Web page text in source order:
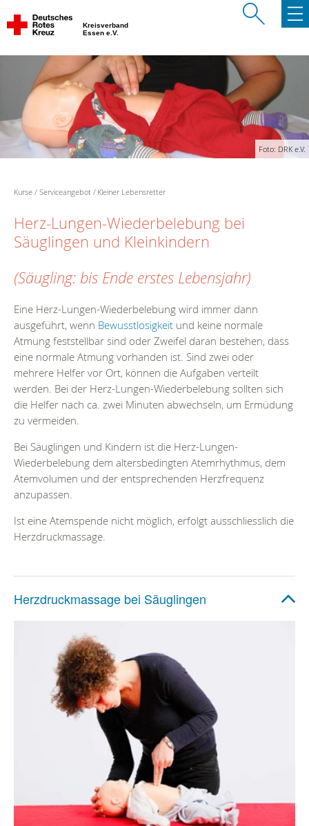
Kreisverband
Essen e.V.
Foto: DRK e.V.
Kurse Serviceangebot Kleiner Lebensretter
Herz-Lungen-Wiederbelebung bei
Säuglingen und Kleinkindern
(Säugling: bis Ende erstes Lebensjahr)
Eine Herz-Lungen-Wiederbelebung wird immer dann
ausgeführt, wenn Bewusstlosigkeit und keine normale
Atmung feststellbar sind oder Zweifel daran bestehen, dass
eine normale Atmung vorhanden ist. Sind zwei oder
mehrere Helfer vor Ort, können die Aufgaben verteilt
werden. Bei der Herz-Lungen-Wiederbelebung sollten sich
die Helfer nach ca. zwei Minuten abwechseln, um Ermüdung
zu vermeiden.
Bei Säuglingen und Kindern ist die Herz-Lungen-
Wiederbelebung dem altersbedingten Atemrhythmus, dem
Atemvolumen und der entsprechenden Herzfrequenz
anzupassen.
Ist eine Atemspende nicht möglich, erfolgt ausschliesslich die
Herzdruckmassage.
Herzdruckmassage bei Säuglingen